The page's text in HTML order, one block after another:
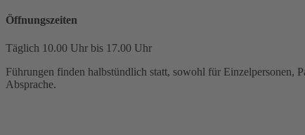
Öffnungszeiten
Täglich 10.00 Uhr bis 17.00 Uhr
Führungen finden halbstündlich statt, sowohl für Einzelpersonen,
Absprache.